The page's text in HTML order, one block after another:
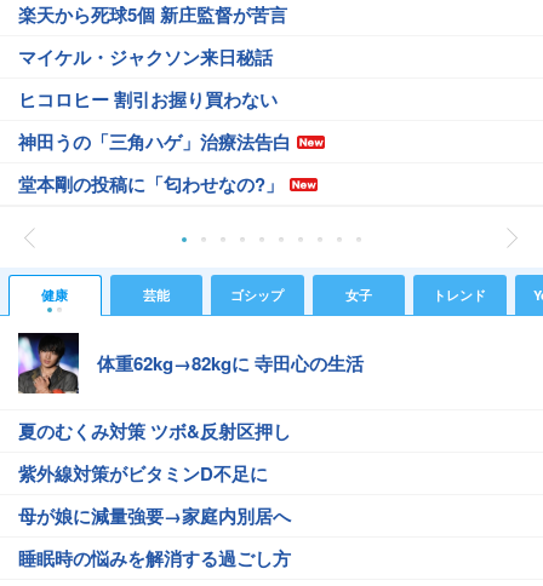
楽天から死球5個 新庄監督が苦言
マイケル・ジャクソン来日秘話
ヒコロヒー 割引お握り買わない
神田うの「三角ハゲ」治療法告白
堂本剛の投稿に「匂わせなの?」
健康 芸能 ゴシップ 女子 トレンド
体重62kg→82kgに 寺田心の生活
夏のむくみ対策 ツボ&反射区押し
紫外線対策がビタミンD不足に
母が娘に減量強要→家庭内別居へ
睡眠時の悩みを解消する過ごし方